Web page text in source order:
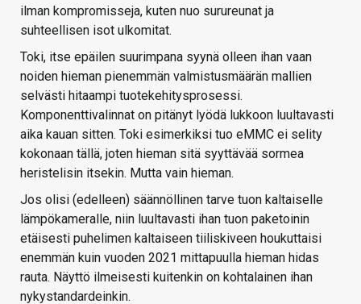
ilman kompromisseja, kuten nuo surureunat ja
suhteellisen isot ulkomitat.
Toki, itse epäilen suurimpana syynä olleen ihan vaan
noiden hieman pienemmän valmistusmäärän mallien
selvästi hitaampi tuotekehitysprosessi.
Komponenttivalinnat on pitänyt lyödä lukkoon luultavasti
aika kauan sitten. Toki esimerkiksi tuo eMMC ei selity
kokonaan tällä, joten hieman sitä syyttävää sormea
heristelisin itsekin. Mutta vain hieman.
Jos olisi (edelleen) säännöllinen tarve tuon kaltaiselle
lämpökameralle, niin luultavasti ihan tuon paketoinin
etäisesti puhelimen kaltaiseen tiiliskiveen houkuttaisi
enemmän kuin vuoden 2021 mittapuulla hieman hidas
rauta. Näyttö ilmeisesti kuitenkin on kohtalainen ihan
nykystandardeinkin.